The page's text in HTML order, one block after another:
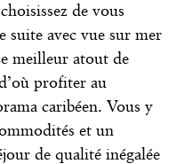
de vous
suite avec vue sur mer
meilleur atout de
profiter au
caribéen. Vous y
et un
de qualité inégalée